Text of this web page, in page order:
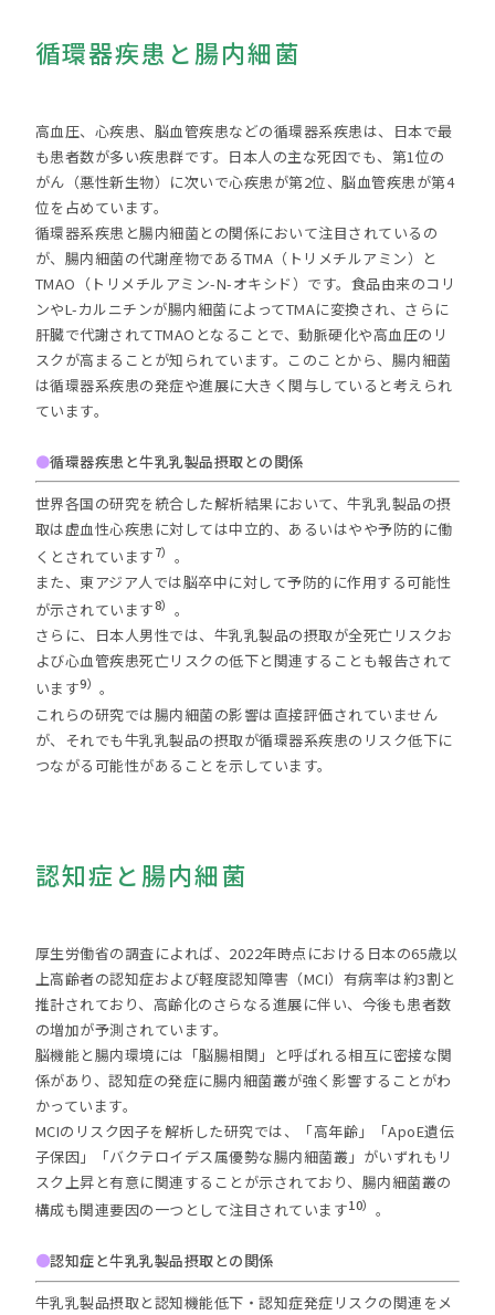
循環器疾患と腸内細菌
高血圧、心疾患、脳血管疾患などの循環器系疾患は、日本で最
も患者数が多い疾患群です。日本人の主な死因でも、第1位の
がん（悪性新生物）に次いで心疾患が第2位、脳血管疾患が第4
位を占めています。
循環器系疾患と腸内細菌との関係において注目されているの
が、腸内細菌の代謝産物であるTMA（トリメチルアミン）と
TMAO（トリメチルアミン-N-オキシド）です。食品由来のコリ
ンやL-カルニチンが腸内細菌によってTMAに変換され、さらに
肝臓で代謝されてTMAOとなることで、動脈硬化や高血圧のリ
スクが高まることが知られています。このことから、腸内細菌
は循環器系疾患の発症や進展に大きく関与していると考えられ
ています。
●循環器疾患と牛乳乳製品摂取との関係
世界各国の研究を統合した解析結果において、牛乳乳製品の摂
取は虚血性心疾患に対しては中立的、あるいはやや予防的に働
くとされています7） 。
また、東アジア人では脳卒中に対して予防的に作用する可能性
が示されています8） 。
さらに、日本人男性では、牛乳乳製品の摂取が全死亡リスクお
よび心血管疾患死亡リスクの低下と関連することも報告されて
います9） 。
これらの研究では腸内細菌の影響は直接評価されていません
が、それでも牛乳乳製品の摂取が循環器系疾患のリスク低下に
つながる可能性があることを示しています。
認知症と腸内細菌
厚生労働省の調査によれば、2022年時点における日本の65歳以
上高齢者の認知症および軽度認知障害（MCI）有病率は約3割と
推計されており、高齢化のさらなる進展に伴い、今後も患者数
の増加が予測されています。
脳機能と腸内環境には「脳腸相関」と呼ばれる相互に密接な関
係があり、認知症の発症に腸内細菌叢が強く影響することがわ
かっています。
MCIのリスク因子を解析した研究では、「高年齢」「ApoE遺伝
子保因」「バクテロイデス属優勢な腸内細菌叢」がいずれもリ
スク上昇と有意に関連することが示されており、腸内細菌叢の
構成も関連要因の一つとして注目されています10） 。
●認知症と牛乳乳製品摂取との関係
牛乳乳製品摂取と認知機能低下・認知症発症リスクの関連をメ